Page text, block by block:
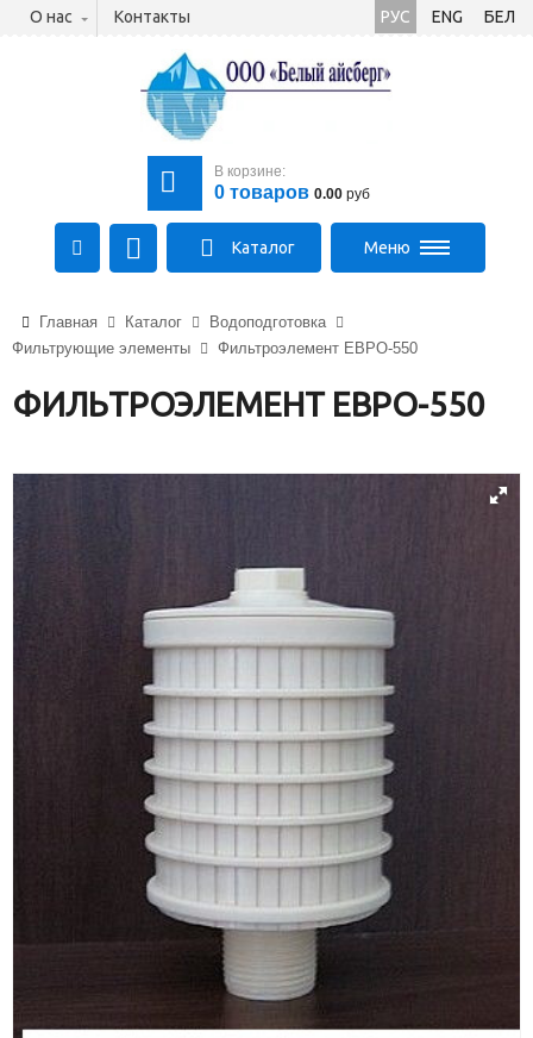
О нас Контакты РУС ENG БЕЛ
В корзине:
0 товаров 0.00 руб
+375 (29) 710-23-43
+375 (33) 315-03-03
aysberg-sales@yandex.by
Каталог Меню
Главная Каталог
Водоподготовка
Фильтрующие элементы
Фильтроэлемент ЕВРО-550
ФИЛЬТРОЭЛЕМЕНТ ЕВРО-550